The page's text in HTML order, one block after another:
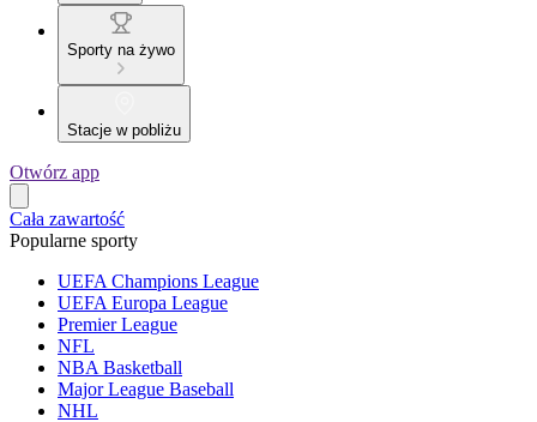
Sporty na żywo
Stacje w pobliżu
Otwórz app
Cała zawartość
Popularne sporty
UEFA Champions League
UEFA Europa League
Premier League
NFL
NBA Basketball
Major League Baseball
NHL